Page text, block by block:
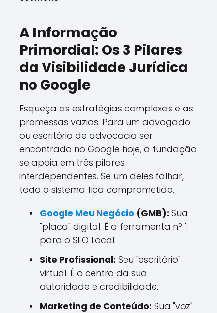
A Informação
Primordial: Os 3 Pilares
da Visibilidade Jurídica
no Google
Esqueça as estratégias complexas e as
promessas vazias. Para um advogado
ou escritório de advocacia ser
encontrado no Google hoje, a fundação
se apoia em três pilares
interdependentes. Se um deles falhar,
todo o sistema fica comprometido.
Google Meu Negócio (GMB): Sua
"placa" digital. É a ferramenta nº 1
para o SEO Local.
Site Profissional: Seu "escritório"
virtual. É o centro da sua
autoridade e credibilidade.
Marketing de Conteúdo: Sua "voz"